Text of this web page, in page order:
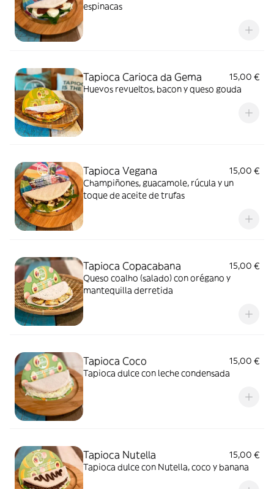
espinacas
Tapioca Carioca da Gema
15,00 €
Huevos revueltos, bacon y queso gouda
Tapioca Vegana
15,00 €
Champiñones, guacamole, rúcula y un
toque de aceite de trufas
Tapioca Copacabana
15,00 €
Queso coalho (salado) con orégano y
mantequilla derretida
Tapioca Coco
15,00 €
Tapioca dulce con leche condensada
Tapioca Nutella
15,00 €
Tapioca dulce con Nutella, coco y banana